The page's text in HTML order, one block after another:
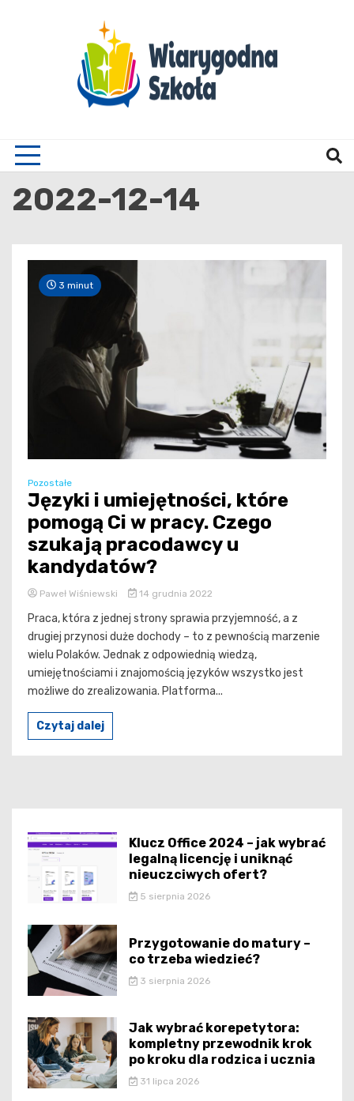
2022-12-14
3 minut
Pozostałe
Języki i umiejętności, które
pomogą Ci w pracy. Czego
szukają pracodawcy u
kandydatów?
Paweł Wiśniewski 14 grudnia 2022
Praca, która z jednej strony sprawia przyjemność, a z
drugiej przynosi duże dochody – to z pewnością marzenie
wielu Polaków. Jednak z odpowiednią wiedzą,
umiejętnościami i znajomością języków wszystko jest
możliwe do zrealizowania. Platforma...
Czytaj dalej
Klucz Office 2024 – jak wybrać
legalną licencję i uniknąć
nieuczciwych ofert?
5 sierpnia 2026
Przygotowanie do matury –
co trzeba wiedzieć?
3 sierpnia 2026
Jak wybrać korepetytora:
kompletny przewodnik krok
po kroku dla rodzica i ucznia
31 lipca 2026